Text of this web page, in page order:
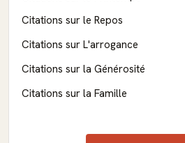
Citations sur le Repos
Citations sur L'arrogance
Citations sur la Générosité
Citations sur la Famille